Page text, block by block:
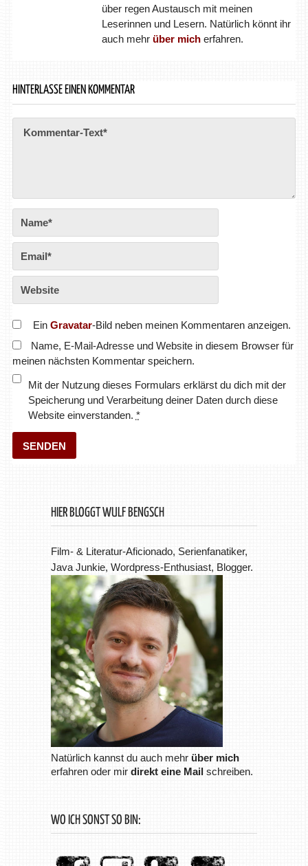
über regen Austausch mit meinen
Leserinnen und Lesern. Natürlich könnt ihr
auch mehr über micherfahren.
HINTERLASSE EINEN KOMMENTAR
Ein Gravatar-Bild neben meinen Kommentaren anzeigen.
Name, E-Mail-Adresse und Website in diesem Browser für
meinen nächsten Kommentar speichern.
Mit der Nutzung dieses Formulars erklärst du dich mit der
Speicherung und Verarbeitung deiner Daten durch diese
Website einverstanden. *
HIER BLOGGT WULF BENGSCH
Film- & Literatur-Aficionado, Serienfanatiker,
Java Junkie, Wordpress-Enthusiast, Blogger.
Natürlich kannst du auch mehr über mich
erfahren oder mir direkt eine Mailschreiben.
WO ICH SONST SO BIN: